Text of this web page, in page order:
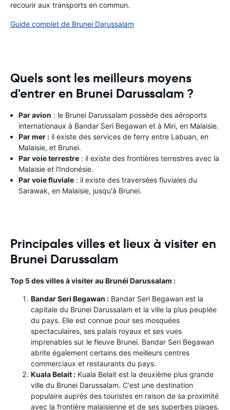
recourir aux transports en commun.
Guide complet de Brunei Darussalam
Quels sont les meilleurs moyens
d'entrer en Brunei Darussalam ?
Par avion : le Brunei Darussalam possède des aéroports
internationaux à Bandar Seri Begawan et à Miri, en Malaisie.
Par mer : il existe des services de ferry entre Labuan, en
Malaisie, et Brunei.
Par voie terrestre : il existe des frontières terrestres avec la
Malaisie et l'Indonésie.
Par voie fluviale : il existe des traversées fluviales du
Sarawak, en Malaisie, jusqu'à Brunei.
Principales villes et lieux à visiter en
Brunei Darussalam
Top 5 des villes à visiter au Brunéi Darussalam :
Bandar Seri Begawan : Bandar Seri Begawan est la
capitale du Brunei Darussalam et la ville la plus peuplée
du pays. Elle est connue pour ses mosquées
spectaculaires, ses palais royaux et ses vues
imprenables sur le fleuve Brunei. Bandar Seri Begawan
abrite également certains des meilleurs centres
commerciaux et restaurants du pays.
Kuala Belait : Kuala Belait est la deuxième plus grande
ville du Brunei Darussalam. C'est une destination
populaire auprès des touristes en raison de sa proximité
avec la frontière malaisienne et de ses superbes plages.